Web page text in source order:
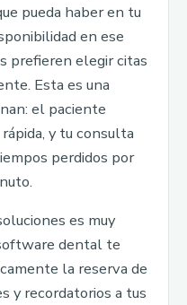
pueda haber en tu
en ese
prefieren elegir citas
Esta es una
el paciente
y tu consulta
perdidos por
es muy
dental te
la reserva de
y recordatorios a tus